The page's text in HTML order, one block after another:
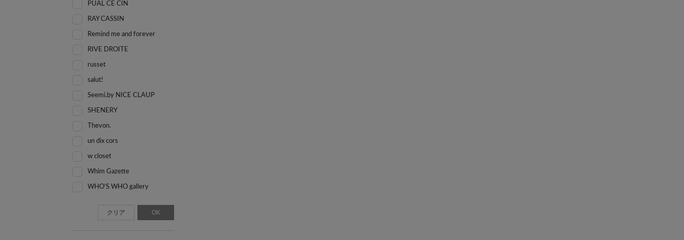
PUAL CE CIN
RAY CASSIN
Remind me and forever
RIVE DROITE
russet
salut!
Seemi.by NICE CLAUP
SHENERY
Thevon.
un dix cors
w closet
Whim Gazette
WHO’S WHO gallery
クリア OK